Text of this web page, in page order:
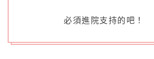
必須進院支持的吧！